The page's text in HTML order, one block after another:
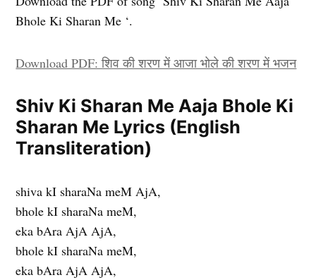
Bhole Ki Sharan Me ‘.
Download PDF: शिव की शरण में आजा भोले की शरण में भजन
Shiv Ki Sharan Me Aaja Bhole Ki
Sharan Me Lyrics (English
Transliteration)
shiva kI sharaNa meM AjA,
bhole kI sharaNa meM,
eka bAra AjA AjA,
bhole kI sharaNa meM,
eka bAra AjA AjA,